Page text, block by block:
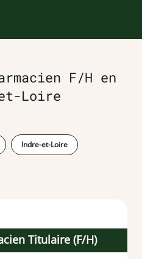
F/H en
Loire
Indre-et-Loire
Titulaire (F/H)